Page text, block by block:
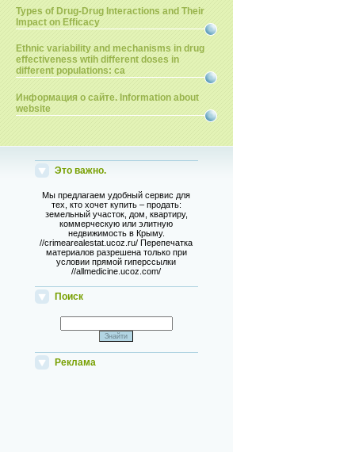
Types of Drug-Drug Interactions and Their
Impact on Efficacy
Ethnic variability and mechanisms in drug
effectiveness wtih different doses in
different populations: ca
Информация о сайте. Information about
website
Это важно.
Мы предлагаем удобный сервис для
тех, кто хочет купить – продать:
земельный участок, дом, квартиру,
коммерческую или элитную
недвижимость в Крыму.
//crimearealestat.ucoz.ru/ Перепечатка
материалов разрешена только при
условии прямой гиперссылки
//allmedicine.ucoz.com/
Поиск
Реклама